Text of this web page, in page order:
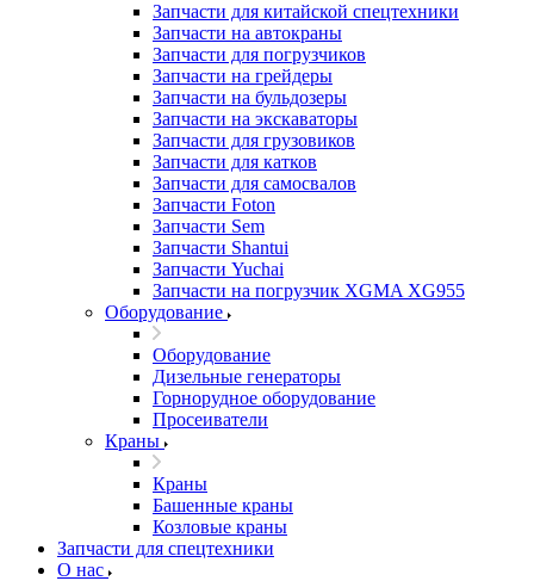
Запчасти для китайской спецтехники
Запчасти на автокраны
Запчасти для погрузчиков
Запчасти на грейдеры
Запчасти на бульдозеры
Запчасти на экскаваторы
Запчасти для грузовиков
Запчасти для катков
Запчасти для самосвалов
Запчасти Foton
Запчасти Sem
Запчасти Shantui
Запчасти Yuchai
Запчасти на погрузчик XGMA XG955
Оборудование
Оборудование
Дизельные генераторы
Горнорудное оборудование
Просеиватели
Краны
Краны
Башенные краны
Козловые краны
Запчасти для спецтехники
О нас